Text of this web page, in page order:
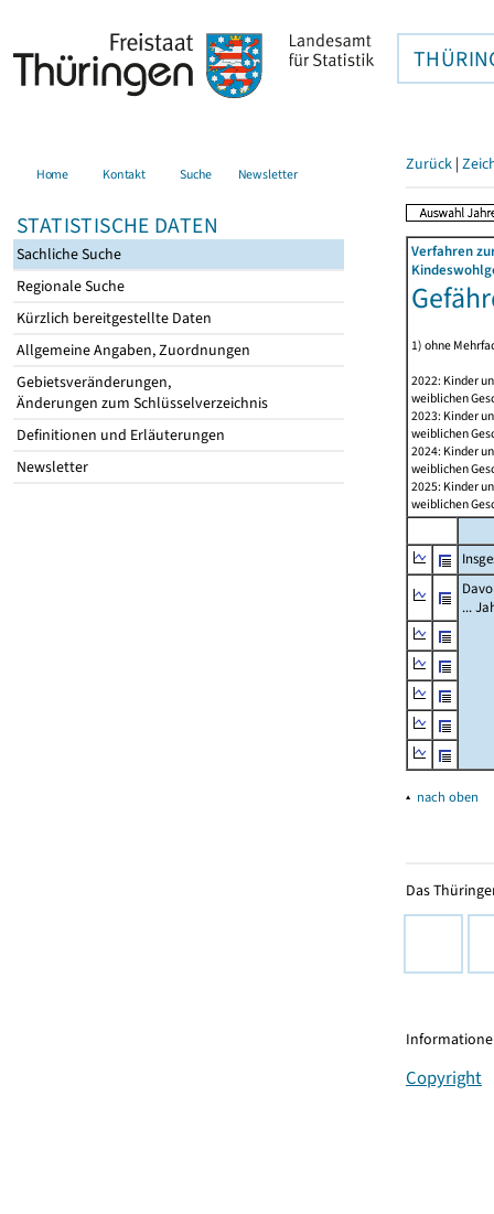
Home Kontakt Suche Newsletter
STATISTISCHE DATEN
Sachliche Suche
Regionale Suche
Kürzlich bereitgestellte Daten
Allgemeine Angaben, Zuordnungen
Gebietsveränderungen,
Änderungen zum Schlüsselverzeichnis
Definitionen und Erläuterungen
Newsletter
Zurück |
Verfahren
1) ohne
2022: Kinder
weiblichen
2023: Kinder
weiblichen
2024: Kinder
weiblichen
2025: Kinder
weiblichen
...
▴ nach oben
Das
Copyright